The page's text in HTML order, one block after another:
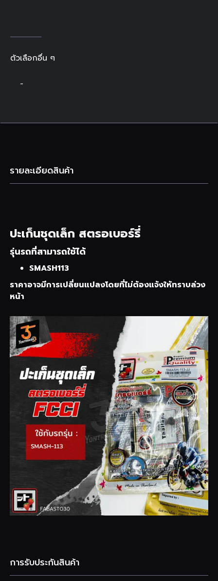
ตัวเลือกอื่น ๆ
-
รายละเอียดสินค้า
ปะเก็นชุดเล็ก สตรอเบอร์รี่
รุ่นรถที่สามารถใช้ได้
SMASH113
ราคาอาจมีการเปลี่ยนแปลงโดยที่ไม่ต้องแจ้งให้ทราบล่วง
หน้า
การรับประกันสินค้า